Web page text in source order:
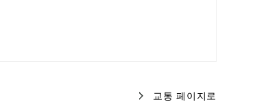
교통 페이지로